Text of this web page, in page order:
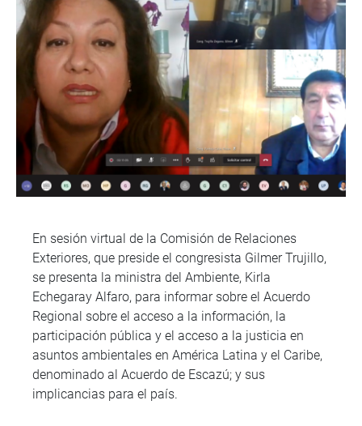
En sesión virtual de la Comisión de Relaciones
Exteriores, que preside el congresista Gilmer Trujillo,
se presenta la ministra del Ambiente, Kirla
Echegaray Alfaro, para informar sobre el Acuerdo
Regional sobre el acceso a la información, la
participación pública y el acceso a la justicia en
asuntos ambientales en América Latina y el Caribe,
denominado al Acuerdo de Escazú; y sus
implicancias para el país.